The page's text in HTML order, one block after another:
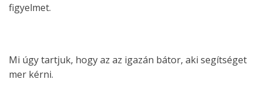
figyelmet.
Mi úgy tartjuk, hogy az az igazán bátor, aki segítséget
mer kérni.